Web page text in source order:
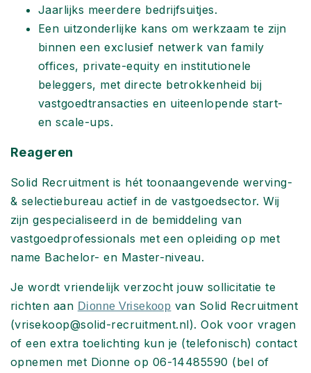
Jaarlijks meerdere bedrijfsuitjes.
Een uitzonderlijke kans om werkzaam te zijn
binnen een exclusief netwerk van family
offices, private-equity en institutionele
beleggers, met directe betrokkenheid bij
vastgoedtransacties en uiteenlopende start-
en scale-ups.
Reageren
Solid Recruitment is hét toonaangevende werving-
& selectiebureau actief in de vastgoedsector. Wij
zijn gespecialiseerd in de bemiddeling van
vastgoedprofessionals met een opleiding op met
name Bachelor- en Master-niveau.
Je wordt vriendelijk verzocht jouw sollicitatie te
richten aan Dionne Vrisekoop van Solid Recruitment
(vrisekoop@solid-recruitment.nl). Ook voor vragen
of een extra toelichting kun je (telefonisch) contact
opnemen met Dionne op 06-14485590 (bel of